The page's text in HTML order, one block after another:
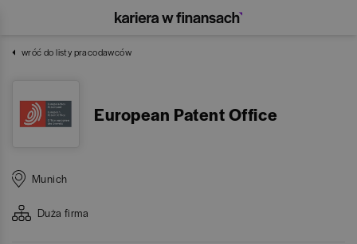
wróć do listy pracodawców
European Patent Office
Munich
Duża firma